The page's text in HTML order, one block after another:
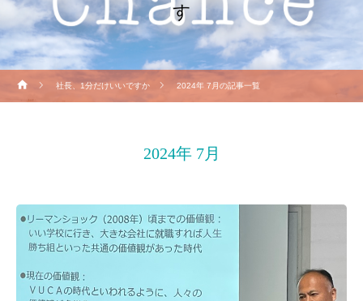
す
社長、1分だけいいですか 2024年 7月の記事一覧
2024年 7月